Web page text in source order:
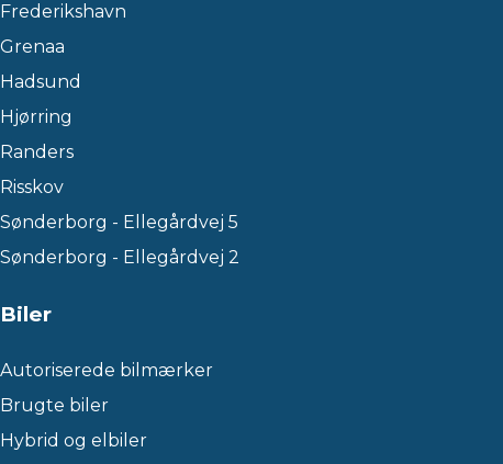
Frederikshavn
Grenaa
Hadsund
Hjørring
Randers
Risskov
Sønderborg - Ellegårdvej 5
Sønderborg - Ellegårdvej 2
Biler
Autoriserede bilmærker
Brugte biler
Hybrid og elbiler